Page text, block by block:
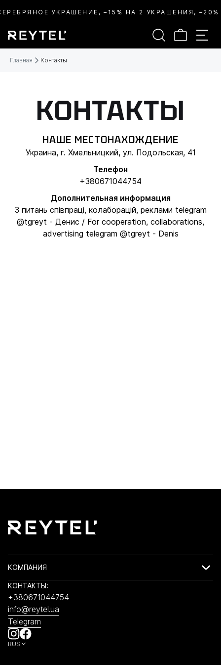
УКРАШЕНИЕ, –15% НА 2 УКРАШЕНИЯ,
Главная Контакты
КОНТАКТЫ
НАШЕ МЕСТОНАХОЖДЕНИЕ
Украина, г. Хмельницкий, ул. Подольская, 41
Телефон
+380671044754
Дополнительная информация
З питань співпраці, колаборацій, реклами telegram
@tgreyt - Денис / For cooperation, collaborations,
advertising telegram @tgreyt - Denis
КОМПАНИЯ
КОНТАКТЫ:
+380671044754
info@reytel.ua
Telegram
RUS